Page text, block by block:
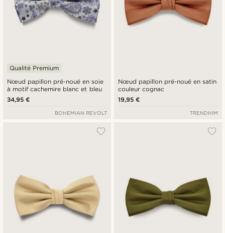
Nœud papillon pré-noué en soie
à motif cachemire blanc et bleu
Qualité Premium
34,95 €
BOHEMIAN REVOLT
Nœud papillon pré-noué en satin
couleur cognac
19,95 €
TRENDHIM